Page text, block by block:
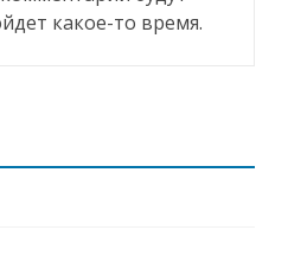
какое-то время.